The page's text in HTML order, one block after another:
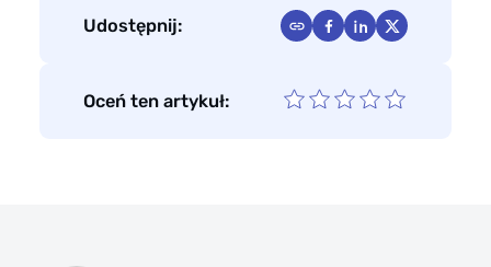
Udostępnij:
Oceń ten artykuł: